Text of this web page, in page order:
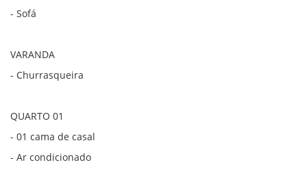
- Sofá
VARANDA
- Churrasqueira
QUARTO 01
- 01 cama de casal
- Ar condicionado